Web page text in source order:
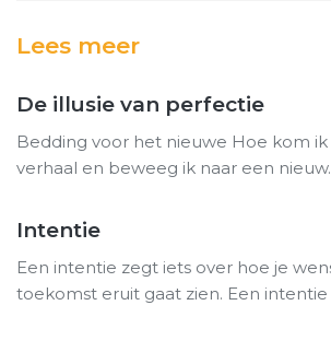
Lees meer
De illusie van perfectie
Bedding voor het nieuwe Hoe kom ik
verhaal en beweeg ik naar een
Intentie
Een intentie zegt iets over hoe je
toekomst eruit gaat zien. Een